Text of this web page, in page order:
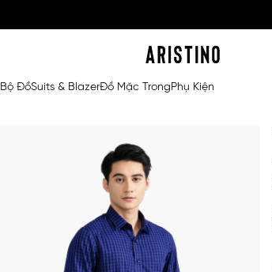
Bộ ĐồSuits & BlazerĐồ Mặc TrongPhụ Kiện